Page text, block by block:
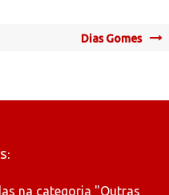
Dias Gomes
na categoria "Outras